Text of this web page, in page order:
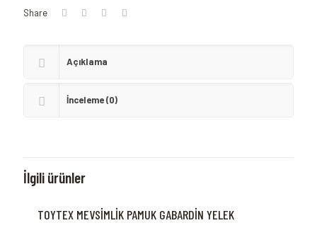
Share
Açıklama
İnceleme (0)
İlgili ürünler
TOYTEX MEVSİMLİK PAMUK GABARDİN YELEK